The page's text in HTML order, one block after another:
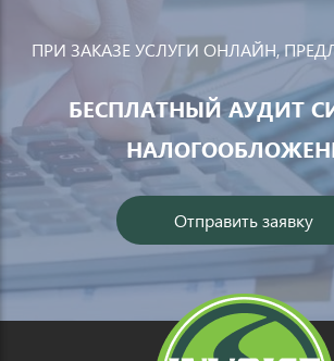
ПРИ ЗАКАЗЕ УСЛУГИ ОНЛАЙН,
БЕСПЛАТНЫЙ АУДИТ
Отправить заявку